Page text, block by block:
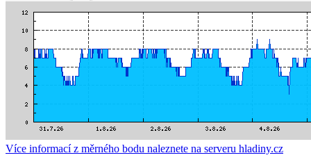
Více informací z měrného bodu naleznete na serveru hladiny.cz